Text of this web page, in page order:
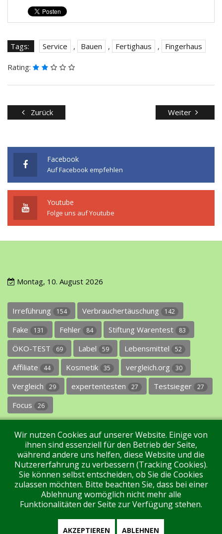
Tags: Service , Bauen , Fertighaus , Fingerhaus
Rating:
Zurück Weiter
Facebook
Auf Facebook empfehlen
Youtube
Folge uns auf Youtube
Montag, 10. August 2026
Irreführung 154 Verbrauchertäuschung 142
Fake 131 Fehler 84 Stiftung Warentest 83
ÖKO-TEST 69 Label 59 Lebensmittel 52
Affiliate 44 Kosmetik 35 vergleich.org 30
Vergleich 29 expertentesten 27 Testsieger 27
Focus 26
Impressum Datenschutz Über uns Kontakt
Tags Unterstützen Sie uns! Login
Wir nutzen Cookies auf unserer Website. Einige von
ihnen sind essenziell für den Betrieb der Seite,
während andere uns helfen, diese Website und die
Nutzererfahrung zu verbessern (Tracking Cookies).
Sie können selbst entscheiden, ob Sie die Cookies
zulassen möchten. Bitte beachten Sie, dass bei einer
Ablehnung womöglich nicht mehr alle
Funktionalitäten der Seite zur Verfügung stehen.
AKZEPTIEREN ABLEHNEN